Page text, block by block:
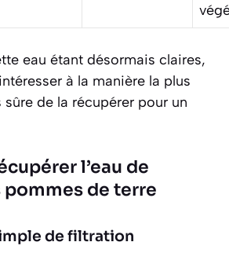
eau étant désormais claires,
à la manière la plus
de la récupérer pour un
l’eau de
pommes de terre
de filtration